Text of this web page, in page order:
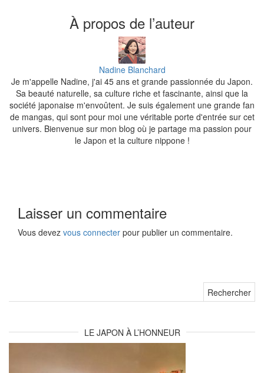
À propos de l’auteur
Nadine Blanchard
Je m'appelle Nadine, j'ai 45 ans et grande passionnée du Japon.
Sa beauté naturelle, sa culture riche et fascinante, ainsi que la
société japonaise m'envoûtent. Je suis également une grande fan
de mangas, qui sont pour moi une véritable porte d'entrée sur cet
univers. Bienvenue sur mon blog où je partage ma passion pour
le Japon et la culture nippone !
Laisser un commentaire
Vous devez vous connecter pour publier un commentaire.
LE JAPON À L’HONNEUR